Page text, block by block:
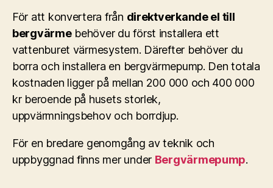
För att konvertera från direktverkande el till
bergvärmebehöver du först installera ett
vattenburet värmesystem. Därefter behöver du
borra och installera en bergvärmepump. Den totala
kostnaden ligger på mellan 200 000 och 400 000
kr beroende på husets storlek,
uppvärmningsbehov och borrdjup.
För en bredare genomgång av teknik och
uppbyggnad finns mer under Bergvärmepump.